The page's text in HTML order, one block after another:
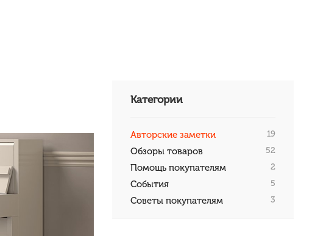
Категории
Авторские заметки 19
Обзоры товаров 52
Помощь покупателям 2
События 5
Советы покупателям 3